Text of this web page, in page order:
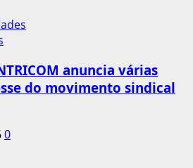
anuncia várias
do movimento sindical
0